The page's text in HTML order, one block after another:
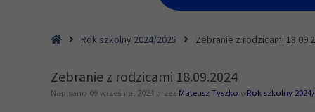
HomeRok szkolny 2024/2025 Zebranie z rodzicami
Zebranie z rodzicami 18.09.2024
Napisano 09 września, 2024 przez Mateusz Tyszko wRok szkolny